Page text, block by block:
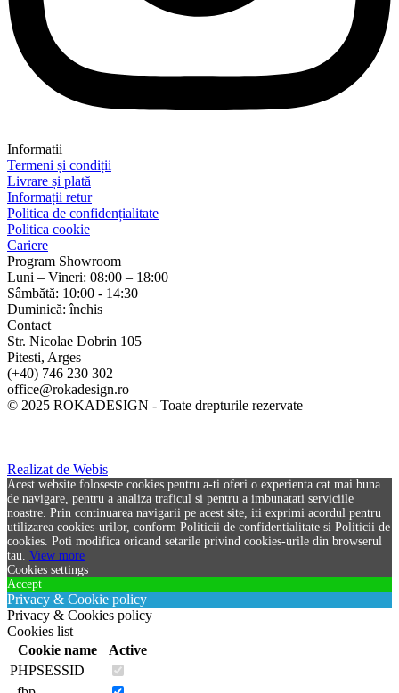
Informatii
Termeni și condiții
Livrare și plată
Informații retur
Politica de confidențialitate
Politica cookie
Cariere
Program Showroom
Luni – Vineri: 08:00 – 18:00
Sâmbătă: 10:00 - 14:30
Duminică: închis
Contact
Str. Nicolae Dobrin 105
Pitesti, Arges
(+40) 746 230 302
office@rokadesign.ro
© 2025 ROKADESIGN - Toate drepturile rezervate
Realizat de Webis
Acest website foloseste cookies pentru a-ti oferi o experienta cat mai buna
de navigare, pentru a analiza traficul si pentru a imbunatati serviciile
noastre. Prin continuarea navigarii pe acest site, iti exprimi acordul pentru
utilizarea cookies-urilor, conform Politicii de confidentialitate si Politicii de
cookies. Poti modifica oricand setarile privind cookies-urile din browserul
tau. View more
Cookies settings
Accept
Privacy & Cookie policy
Privacy & Cookies policy
Cookies list
Cookie name
Active
PHPSESSID